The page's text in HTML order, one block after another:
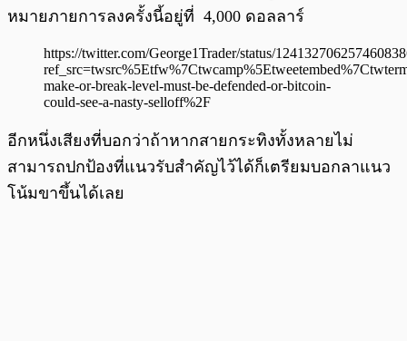
หมายภายการลงครั้งนี้อยู่ที่ 4,000 ดอลลาร์
https://twitter.com/George1Trader/status/
make-or-break-level-must-be-defended-or-bitcoin-
could-see-a-nasty-selloff%2F
อีกหนึ่งเสียงที่บอกว่าถ้าหากสายกระทิงทั้งหลายไม่
สามารถปกป้องที่แนวรับสำคัญไว้ได้ก็เตรียมบอกลาแนว
โน้มขาขึ้นได้เลย